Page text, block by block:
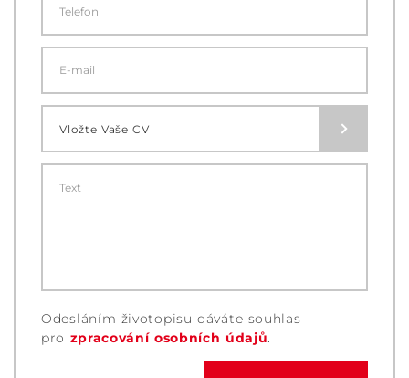
Vložte Vaše CV
Odesláním životopisu dáváte souhlas
pro zpracování osobních údajů.